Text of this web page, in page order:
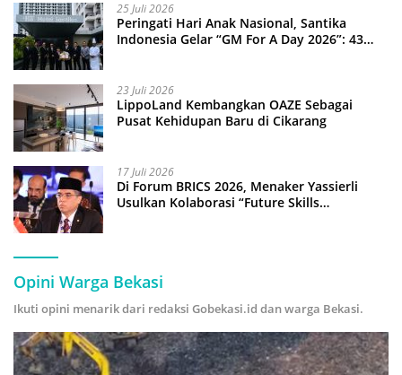
25 Juli 2026
Peringati Hari Anak Nasional, Santika
Indonesia Gelar “GM For A Day 2026”: 43
23 Juli 2026
LippoLand Kembangkan OAZE Sebagai
Pusat Kehidupan Baru di Cikarang
17 Juli 2026
Di Forum BRICS 2026, Menaker Yassierli
Usulkan Kolaborasi “Future Skills
Opini Warga Bekasi
Ikuti opini menarik dari redaksi Gobekasi.id dan warga Bekasi.